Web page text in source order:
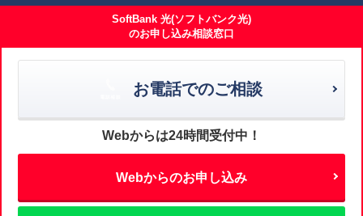
SoftBank 光(ソフトバンク光)
のお申し込み相談窓口
お電話でのご相談
Webからは24時間受付中！
Webからのお申し込み